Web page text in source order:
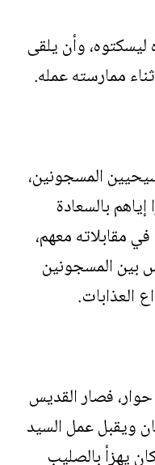
وأن يلقى
ممارسته عمله.
المسجونين،
بالسعادة
في مقابلاته معهم،
بين المسجونين
العذابات.
فصار القديس
ويقبل عمل السيد
يهزأ بالصليب